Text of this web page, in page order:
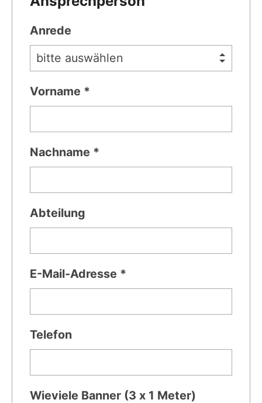
Anrede
Vorname *
Nachname *
Abteilung
E-Mail-Adresse *
Telefon
Wieviele Banner (3 x 1 Meter)